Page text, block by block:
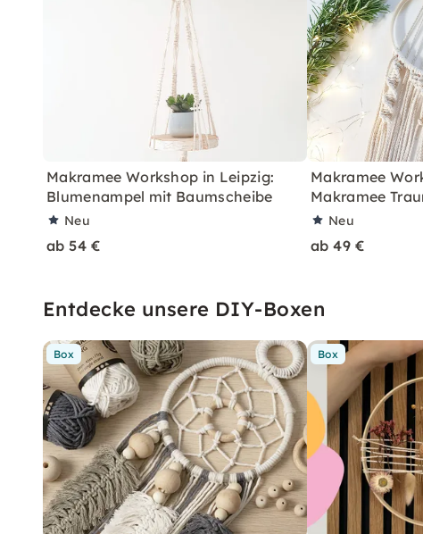
Makramee Workshop in Leipzig:
Blumenampel mit Baumscheibe
Neu
ab 54 €
Makramee
Makramee
Neu
ab 49 €
Entdecke unsere DIY-Boxen
Box Box